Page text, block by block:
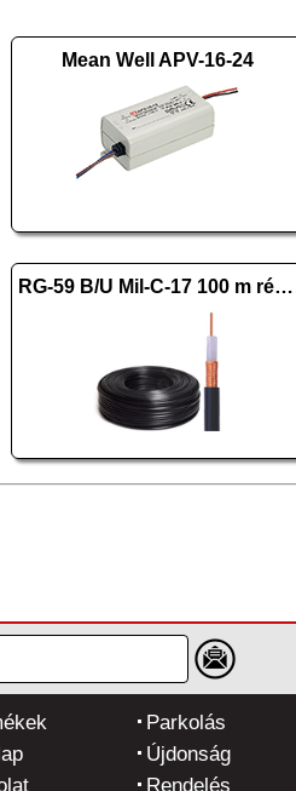
Mean Well APV-16-24
RG-59 B/U Mil-C-17 100 m réz fekete
Parkolás
Újdonság
Rendelés